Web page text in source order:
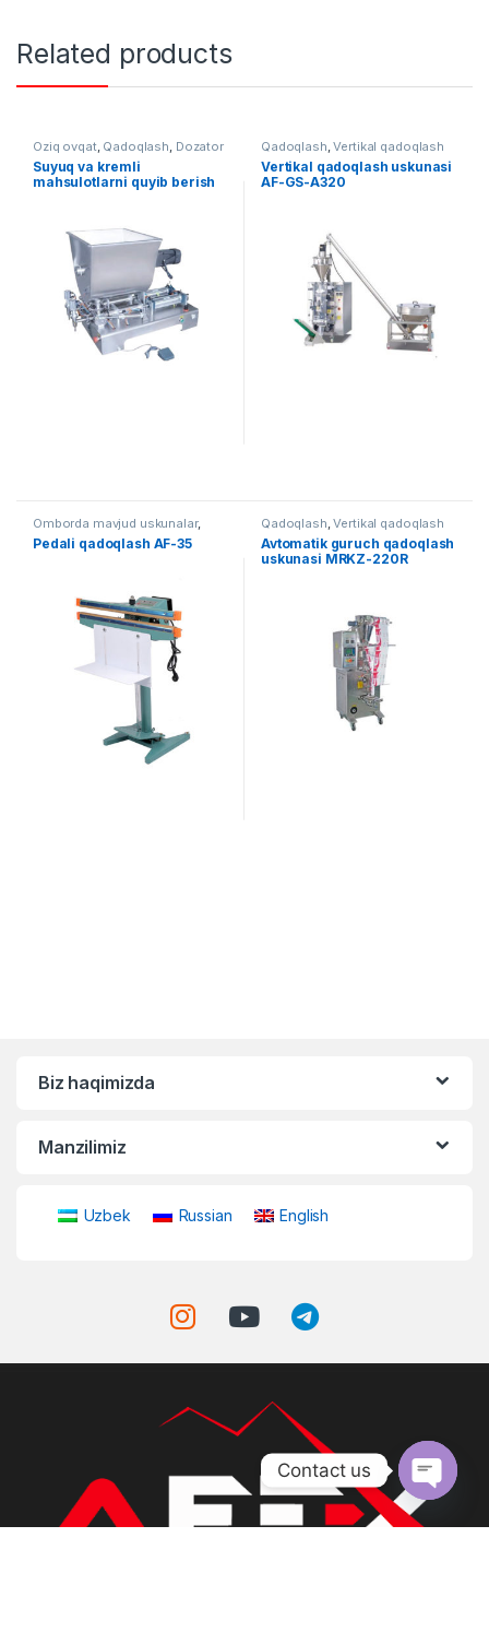
Related products
Oziq ovqat, Qadoqlash, Dozator
Suyuq va kremli
mahsulotlarni quyib berish
Qadoqlash,Vertikal qadoqlash
Vertikal qadoqlash uskunasi
AF-GS-A320
Omborda mavjud uskunalar,
Qadoqlash , Qo'lda qadoqlash
Pedali qadoqlash AF-35
Qadoqlash,Vertikal qadoqlash
Avtomatik guruch qadoqlash
uskunasi MRKZ-220R
Biz haqimizda
Manzilimiz
Uzbek Russian English
Contact us